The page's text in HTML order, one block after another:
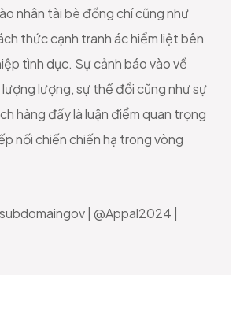
nhân tài bè đồng chí cũng như
thức cạnh tranh ác hiểm liệt bên
tình dục. Sự cảnh báo vào về
lượng, sự thế đổi cũng như sự
hàng đấy là luận điểm quan trọng
nối chiến chiến hạ trong vòng
| @Appal2024 |